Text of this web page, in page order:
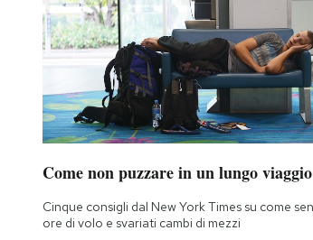
Come non puzzare in un lungo viaggio
Cinque consigli dal New York Times su come
ore di volo e svariati cambi di mezzi